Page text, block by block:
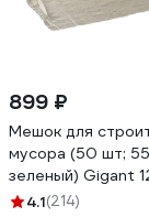
899 ₽
Мешок для
мусора (50 шт;
зеленый) Gigant
4.1(214)